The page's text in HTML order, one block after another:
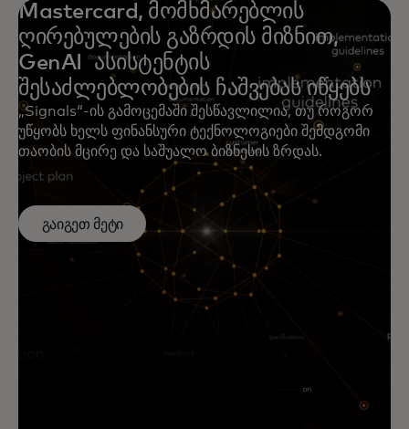
Mastercard, მომხმარებლის
ღირებულების გაზრდის მიზნით,
GenAI ასისტენტის
შესაძლებლობების ჩაშვებას იწყებს
„Signals“-ის გამოცემაში შესწავლილია, თუ როგორ
უწყობს ხელს ფინანსური ტექნოლოგიები შემდგომი
თაობის მცირე და საშუალო ბიზნესის ზრდას.
გაიგეთ მეტი